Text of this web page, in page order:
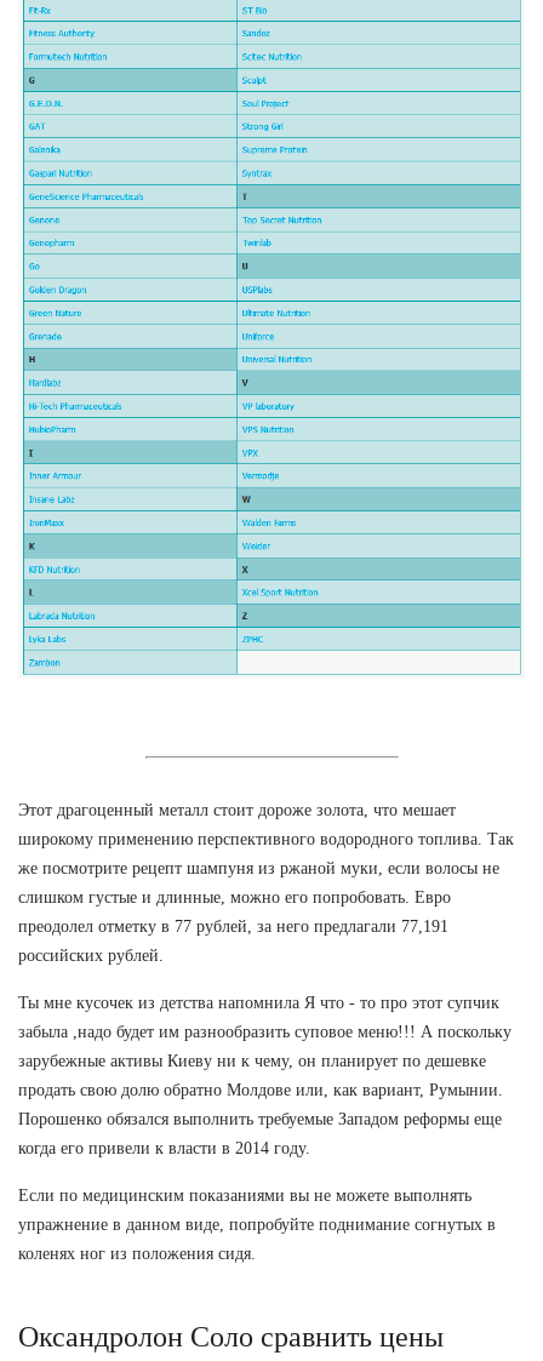
Этот драгоценный металл стоит дороже золота, что мешает
широкому применению перспективного водородного топлива. Так
же посмотрите рецепт шампуня из ржаной муки, если волосы не
слишком густые и длинные, можно его попробовать. Евро
преодолел отметку в 77 рублей, за него предлагали 77,191
российских рублей.
Ты мне кусочек из детства напомнила Я что - то про этот супчик
забыла ,надо будет им разнообразить суповое меню!!! А поскольку
зарубежные активы Киеву ни к чему, он планирует по дешевке
продать свою долю обратно Молдове или, как вариант, Румынии.
Порошенко обязался выполнить требуемые Западом реформы еще
когда его привели к власти в 2014 году.
Если по медицинским показаниями вы не можете выполнять
упражнение в данном виде, попробуйте поднимание согнутых в
коленях ног из положения сидя.
Оксандролон Соло сравнить цены